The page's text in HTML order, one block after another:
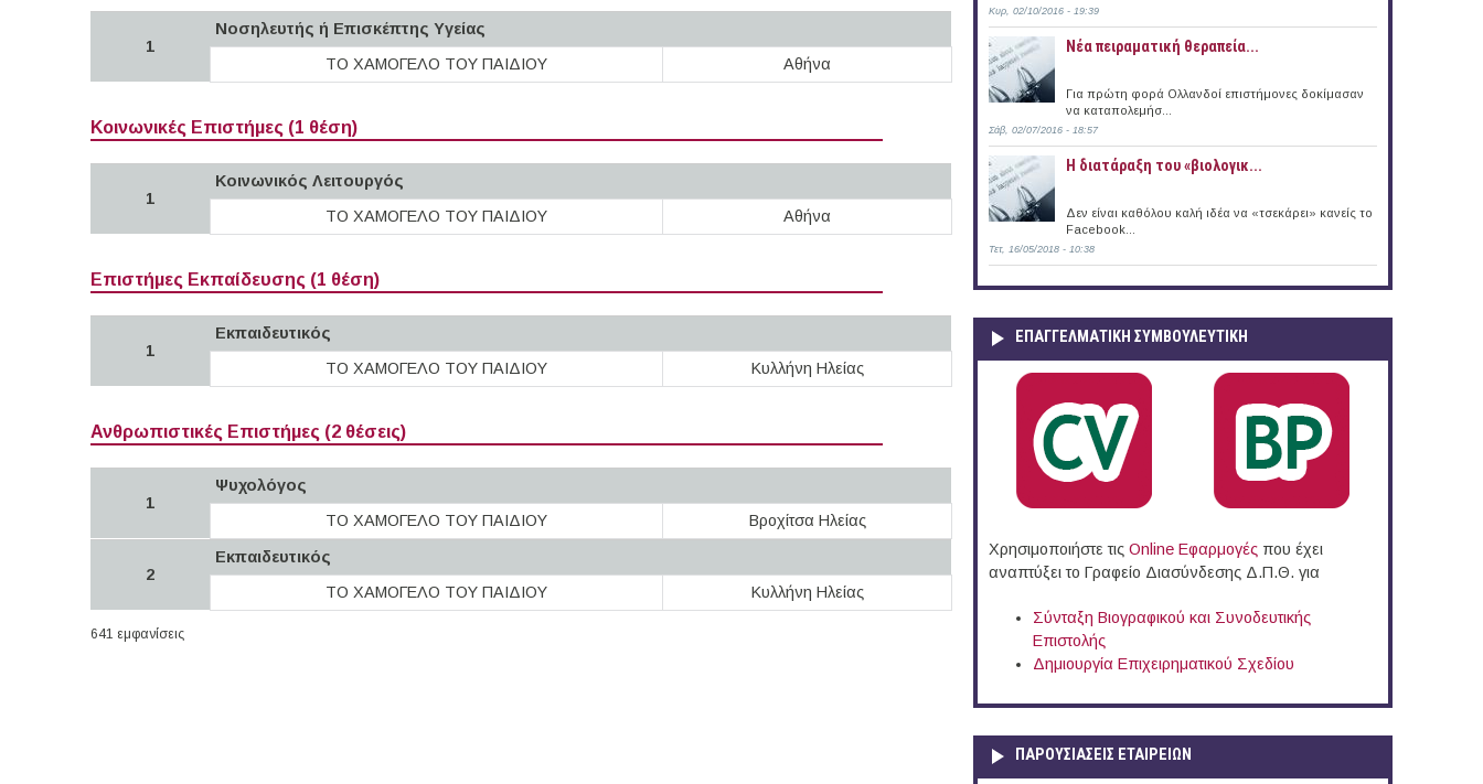
1
Νοσηλευτής ή Επισκέπτης Yγείας
ΤΟ ΧΑΜΟΓΕΛΟ ΤΟΥ ΠΑΙΔΙΟΥ
Αθήνα
Κοινωνικές Επιστήμες (1 θέση)
1
Κοινωνικός Λειτουργός
ΤΟ ΧΑΜΟΓΕΛΟ ΤΟΥ ΠΑΙΔΙΟΥ
Αθήνα
Επιστήμες Εκπαίδευσης (1 θέση)
1
Εκπαιδευτικός
ΤΟ ΧΑΜΟΓΕΛΟ ΤΟΥ ΠΑΙΔΙΟΥ
Κυλλήνη Ηλείας
Ανθρωπιστικές Επιστήμες (2 θέσεις)
1
Ψυχολόγος
ΤΟ ΧΑΜΟΓΕΛΟ ΤΟΥ ΠΑΙΔΙΟΥ
Βροχίτσα Ηλείας
2
Εκπαιδευτικός
ΤΟ ΧΑΜΟΓΕΛΟ ΤΟΥ ΠΑΙΔΙΟΥ
Κυλλήνη Ηλείας
641 εμφανίσεις
Κυρ, 02/10/2016 - 19:39
Νέα πειραματική θεραπεία...
Για πρώτη φορά Ολλανδοί επιστήμονες δοκίμασαν
να καταπολεμήσ...
Σάβ, 02/07/2016 - 18:57
Η διατάραξη του «βιολογικ...
Δεν είναι καθόλου καλή ιδέα να «τσεκάρει» κανείς το
Facebook...
Τετ, 16/05/2018 - 10:38
ΕΠΑΓΓΕΛΜΑΤΙΚΉ ΣΥΜΒΟΥΛΕΥΤΙΚΉ
Χρησιμοποιήστε τις Online Eφαρμογές που έχει
αναπτύξει το Γραφείο Διασύνδεσης Δ.Π.Θ. για
Σύνταξη Βιογραφικού και Συνοδευτικής
Επιστολής
Δημιουργία Επιχειρηματικού Σχεδίου
ΠΑΡΟΥΣΙΆΣΕΙΣ ΕΤΑΙΡΕΙΏΝ